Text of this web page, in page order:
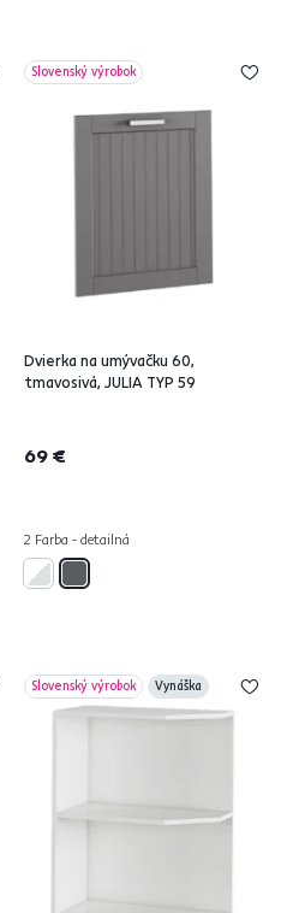
Slovenský výrobok
Dvierka na umývačku 60,
tmavosivá, JULIA TYP 59
69 €
2 Farba - detailná
Slovenský výrobok Vynáška